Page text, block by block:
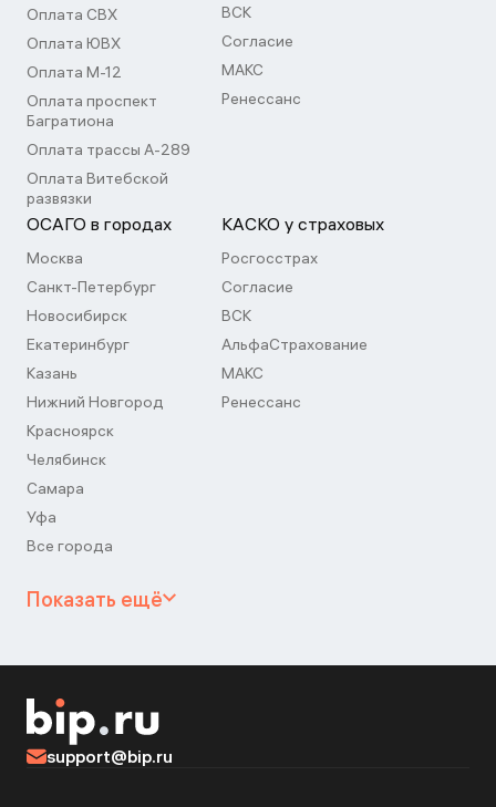
Оплата СВХ
Оплата ЮВХ
Оплата М-12
Оплата проспект
Багратиона
Оплата трассы А-289
Оплата Витебской
развязки
ВСК
Согласие
МАКС
Ренессанс
ОСАГО в городах
Москва
Санкт-Петербург
Новосибирск
Екатеринбург
Казань
Нижний Новгород
Красноярск
Челябинск
Самара
Уфа
Все города
КАСКО у страховых
Росгосстрах
Согласие
ВСК
АльфаСтрахование
МАКС
Ренессанс
Показать ещё
support@bip.ru